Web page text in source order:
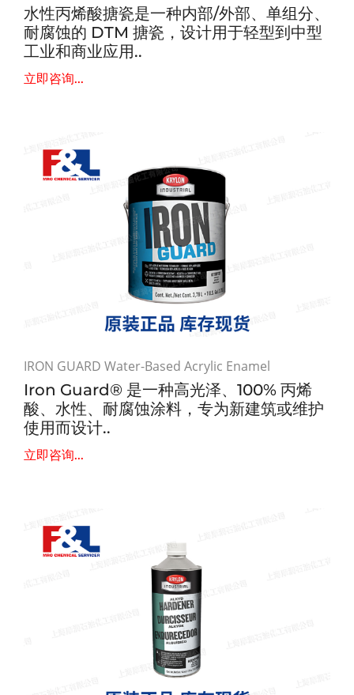
水性丙烯酸搪瓷是一种内部/外部、单组分、
耐腐蚀的 DTM 搪瓷，设计用于轻型到中型
工业和商业应用..
立即咨询...
IRON GUARD Water-Based Acrylic Enamel
Iron Guard® 是一种高光泽、100% 丙烯
酸、水性、耐腐蚀涂料，专为新建筑或维护
使用而设计..
立即咨询...